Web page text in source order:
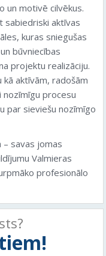
un motivē cilvēkus.
sabiedriski aktīvas
kuras sniegušas
būvniecības
projektu realizāciju.
aktīvām, radošām
nozīmīgu procesu
par sieviešu nozīmīgo
savas jomas
Valmieras
profesionālo